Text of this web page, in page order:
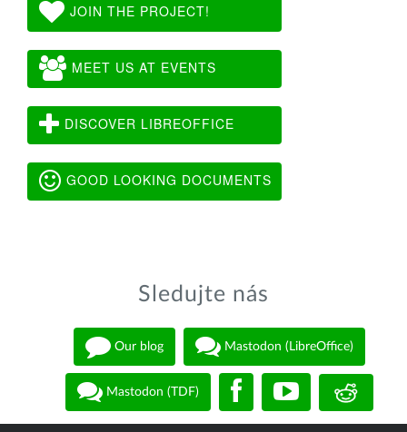
JOIN THE PROJECT!
MEET US AT EVENTS
DISCOVER LIBREOFFICE
GOOD LOOKING DOCUMENTS
Sledujte nás
Our blog Mastodon (LibreOffice)
Mastodon (TDF)